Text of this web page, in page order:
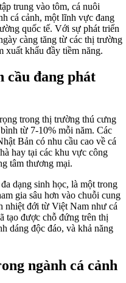
trung vào tôm, cá nuôi
cá cảnh, một lĩnh vực đang
quốc tế. Với sự phát triển
càng tăng từ các thị trường
xuất khẩu đầy tiềm năng.
cầu đang phát
trong thị trường thú cưng
từ 7-10% mỗi năm. Các
Bản có nhu cầu cao về cá
hay tại các khu vực công
tâm thương mại.
dạng sinh học, là một trong
gia sâu hơn vào chuỗi cung
nhiệt đới từ Việt Nam như cá
tạo được chỗ đứng trên thị
dáng độc đáo, và khả năng
ngành cá cảnh